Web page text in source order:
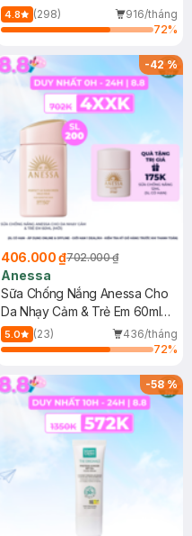
4.8 (298)
916/tháng
72%
-42%
406.000 ₫702.000 ₫
Anessa
Sữa Chống Nắng Anessa Cho
Da Nhạy Cảm & Trẻ Em 60ml
(Mới)
5.0 (23)
436/tháng
72%
-58%